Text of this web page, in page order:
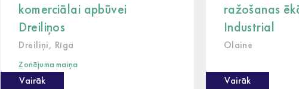
komerciālai apbūvei
Dreiliņos
Dreiliņi, Rīga
Zonējuma maiņa
Vairāk
ražošanas
Industrial
Olaine
Vairāk